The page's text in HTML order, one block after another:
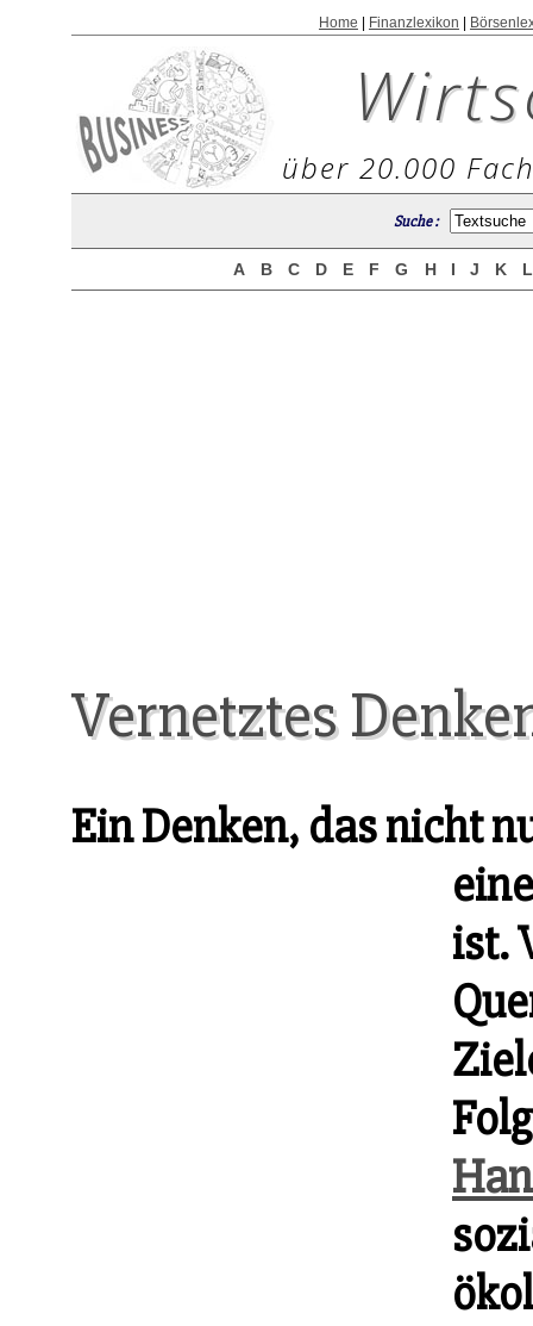
Home Finanzlexikon
über 20.000
Suche :
A B C D E F G H I J K
Vernetztes
Ein Denken, das nicht
ist.